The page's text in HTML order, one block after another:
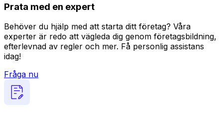
Prata med en expert
Behöver du hjälp med att starta ditt företag? Våra
experter är redo att vägleda dig genom företagsbildning,
efterlevnad av regler och mer. Få personlig assistans
idag!
Fråga nu